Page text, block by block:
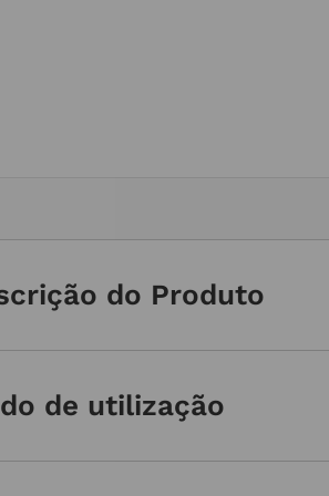
do Produto
de utilização